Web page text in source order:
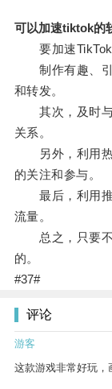
可以加速tiktok的
要加速TikTok
制作有趣、引
和转发。
其次，及时与
关系。
另外，利用热
的关注和参与。
最后，利用推
流量。
总之，只要不
的。
#37#
评论
游客
这款游戏非常好玩，